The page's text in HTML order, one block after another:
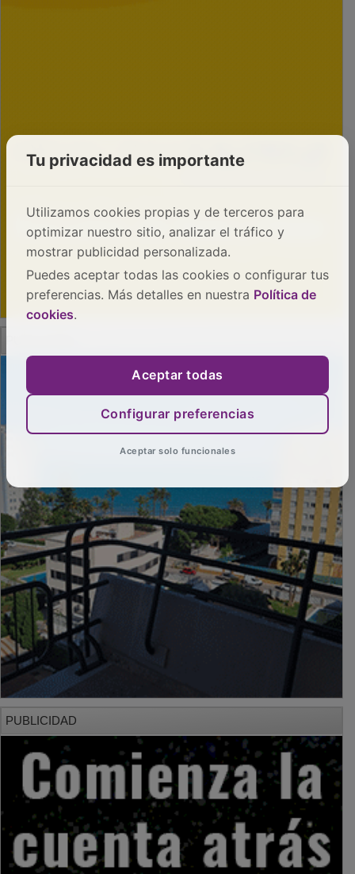
PUBLICIDAD
Tu privacidad es importante
Utilizamos cookies propias y de terceros para
optimizar nuestro sitio, analizar el tráfico y
mostrar publicidad personalizada.
Puedes aceptar todas las cookies o configurar tus
preferencias. Más detalles en nuestra Política de
cookies.
Aceptar todas
Configurar preferencias
Aceptar solo funcionales